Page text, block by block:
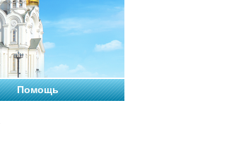
Помощь